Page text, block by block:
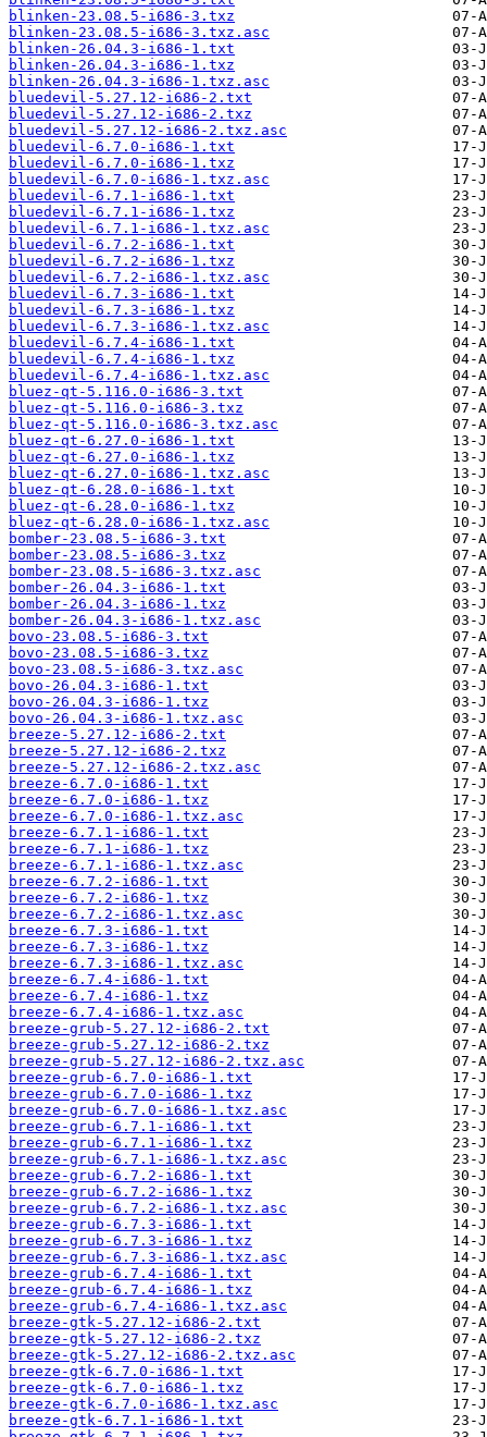
blinken-23.08.5-i686-3.txz
blinken-23.08.5-i686-3.txz.asc
blinken-26.04.3-i686-1.txt
blinken-26.04.3-i686-1.txz
blinken-26.04.3-i686-1.txz.asc
bluedevil-5.27.12-i686-2.txt
bluedevil-5.27.12-i686-2.txz
bluedevil-5.27.12-i686-2.txz.asc
bluedevil-6.7.0-i686-1.txt
bluedevil-6.7.0-i686-1.txz
bluedevil-6.7.0-i686-1.txz.asc
bluedevil-6.7.1-i686-1.txt
bluedevil-6.7.1-i686-1.txz
bluedevil-6.7.1-i686-1.txz.asc
bluedevil-6.7.2-i686-1.txt
bluedevil-6.7.2-i686-1.txz
bluedevil-6.7.2-i686-1.txz.asc
bluedevil-6.7.3-i686-1.txt
bluedevil-6.7.3-i686-1.txz
bluedevil-6.7.3-i686-1.txz.asc
bluedevil-6.7.4-i686-1.txt
bluedevil-6.7.4-i686-1.txz
bluedevil-6.7.4-i686-1.txz.asc
bluez-qt-5.116.0-i686-3.txt
bluez-qt-5.116.0-i686-3.txz
bluez-qt-5.116.0-i686-3.txz.asc
bluez-qt-6.27.0-i686-1.txt
bluez-qt-6.27.0-i686-1.txz
bluez-qt-6.27.0-i686-1.txz.asc
bluez-qt-6.28.0-i686-1.txt
bluez-qt-6.28.0-i686-1.txz
bluez-qt-6.28.0-i686-1.txz.asc
bomber-23.08.5-i686-3.txt
bomber-23.08.5-i686-3.txz
bomber-23.08.5-i686-3.txz.asc
bomber-26.04.3-i686-1.txt
bomber-26.04.3-i686-1.txz
bomber-26.04.3-i686-1.txz.asc
bovo-23.08.5-i686-3.txt
bovo-23.08.5-i686-3.txz
bovo-23.08.5-i686-3.txz.asc
bovo-26.04.3-i686-1.txt
bovo-26.04.3-i686-1.txz
bovo-26.04.3-i686-1.txz.asc
breeze-5.27.12-i686-2.txt
breeze-5.27.12-i686-2.txz
breeze-5.27.12-i686-2.txz.asc
breeze-6.7.0-i686-1.txt
breeze-6.7.0-i686-1.txz
breeze-6.7.0-i686-1.txz.asc
breeze-6.7.1-i686-1.txt
breeze-6.7.1-i686-1.txz
breeze-6.7.1-i686-1.txz.asc
breeze-6.7.2-i686-1.txt
breeze-6.7.2-i686-1.txz
breeze-6.7.2-i686-1.txz.asc
breeze-6.7.3-i686-1.txt
breeze-6.7.3-i686-1.txz
breeze-6.7.3-i686-1.txz.asc
breeze-6.7.4-i686-1.txt
breeze-6.7.4-i686-1.txz
breeze-6.7.4-i686-1.txz.asc
breeze-grub-5.27.12-i686-2.txt
breeze-grub-5.27.12-i686-2.txz
breeze-grub-5.27.12-i686-2.txz.asc
breeze-grub-6.7.0-i686-1.txt
breeze-grub-6.7.0-i686-1.txz
breeze-grub-6.7.0-i686-1.txz.asc
breeze-grub-6.7.1-i686-1.txt
breeze-grub-6.7.1-i686-1.txz
breeze-grub-6.7.1-i686-1.txz.asc
breeze-grub-6.7.2-i686-1.txt
breeze-grub-6.7.2-i686-1.txz
breeze-grub-6.7.2-i686-1.txz.asc
breeze-grub-6.7.3-i686-1.txt
breeze-grub-6.7.3-i686-1.txz
breeze-grub-6.7.3-i686-1.txz.asc
breeze-grub-6.7.4-i686-1.txt
breeze-grub-6.7.4-i686-1.txz
breeze-grub-6.7.4-i686-1.txz.asc
breeze-gtk-5.27.12-i686-2.txt
breeze-gtk-5.27.12-i686-2.txz
breeze-gtk-5.27.12-i686-2.txz.asc
breeze-gtk-6.7.0-i686-1.txt
breeze-gtk-6.7.0-i686-1.txz
breeze-gtk-6.7.0-i686-1.txz.asc
breeze-gtk-6.7.1-i686-1.txt